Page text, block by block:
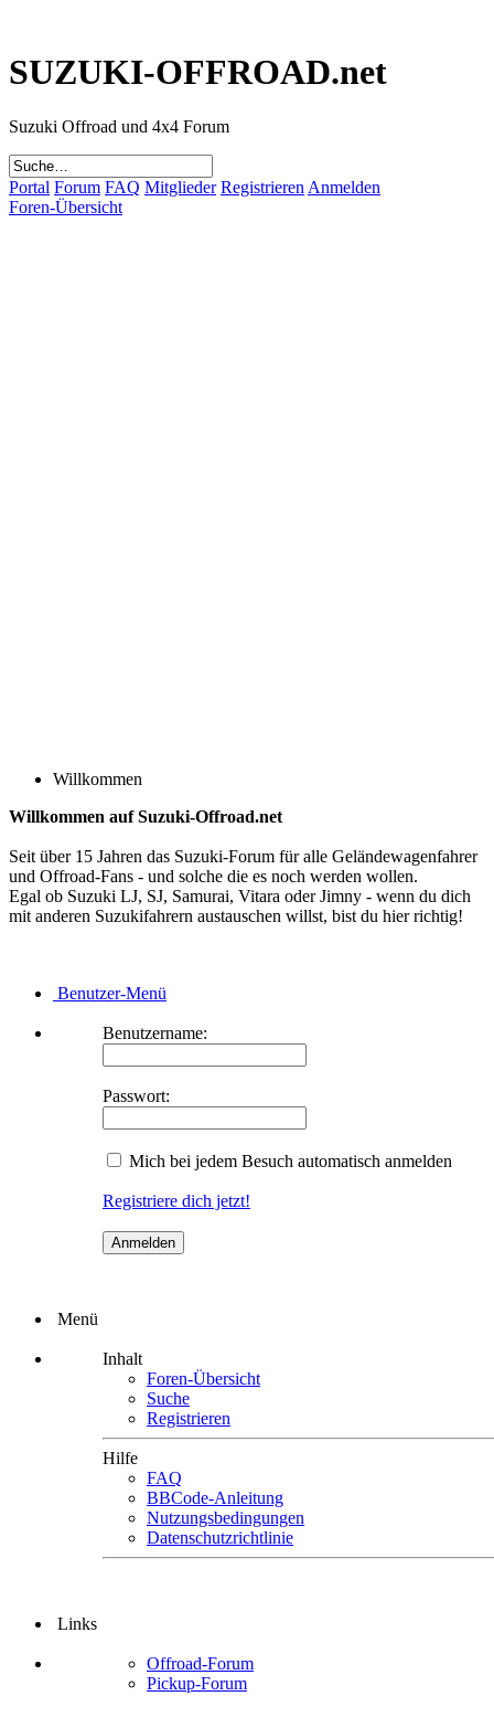
SUZUKI-OFFROAD.net
Suzuki Offroad und 4x4 Forum
Portal Forum FAQ Mitglieder Registrieren Anmelden
Foren-Übersicht
Willkommen
Willkommen auf Suzuki-Offroad.net
Seit über 15 Jahren das Suzuki-Forum für alle Geländewagenfahrer
und Offroad-Fans - und solche die es noch werden wollen.
Egal ob Suzuki LJ, SJ, Samurai, Vitara oder Jimny - wenn du dich
mit anderen Suzukifahrern austauschen willst, bist du hier richtig!
Benutzer-Menü
Benutzername:
Passwort:
Mich bei jedem Besuch automatisch anmelden
Registriere dich jetzt!
Menü
Inhalt
Foren-Übersicht
Suche
Registrieren
Hilfe
FAQ
BBCode-Anleitung
Nutzungsbedingungen
Datenschutzrichtlinie
Links
Offroad-Forum
Pickup-Forum